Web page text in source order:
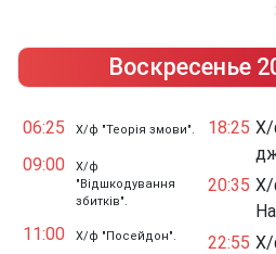
Воскресенье
06:25 Х/ф "Теорія змови".
09:00
Х/ф
"Відшкодування
збитків".
11:00 Х/ф "Посейдон".
18:25 Х/
20:35 Х/
22:55 Х/